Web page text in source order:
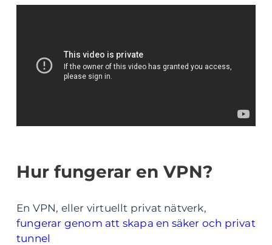
Hur fungerar en VPN?
En VPN, eller virtuellt privat nätverk,
fungerar genom att skapa en säker och privat
tunnel